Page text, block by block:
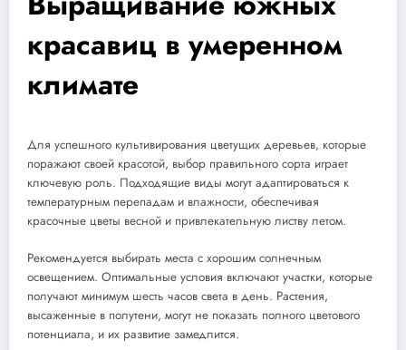
красавиц в умеренном
климате
Для успешного культивирования цветущих деревьев, которые
поражают своей красотой, выбор правильного сорта играет
ключевую роль. Подходящие виды могут адаптироваться к
температурным перепадам и влажности, обеспечивая
красочные цветы весной и привлекательную листву летом.
Рекомендуется выбирать места с хорошим солнечным
освещением. Оптимальные условия включают участки, которые
получают минимум шесть часов света в день. Растения,
высаженные в полутени, могут не показать полного цветового
потенциала, и их развитие замедлится.